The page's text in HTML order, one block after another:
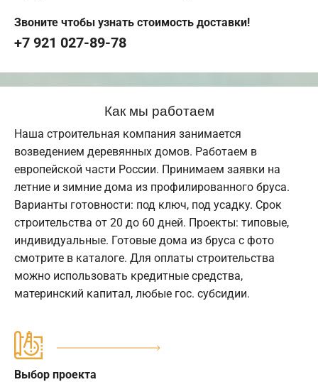
Звоните чтобы узнать стоимость доставки!
+7 921 027-89-78
Как мы работаем
Наша строительная компания занимается
возведением деревянных домов. Работаем в
европейской части России. Принимаем заявки на
летние и зимние дома из профилированного бруса.
Варианты готовности: под ключ, под усадку. Срок
строительства от 20 до 60 дней. Проекты: типовые,
индивидуальные. Готовые дома из бруса с фото
смотрите в каталоге. Для оплаты строительства
можно использовать кредитные средства,
материнский капитал, любые гос. субсидии.
Выбор проекта